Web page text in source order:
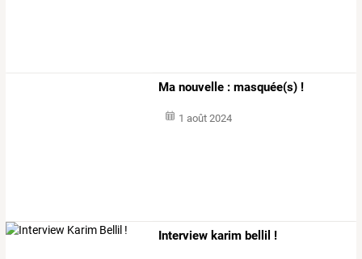
Ma nouvelle : masquée(s) !
1 août 2024
Interview karim bellil !